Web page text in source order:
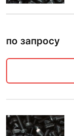
по запросу